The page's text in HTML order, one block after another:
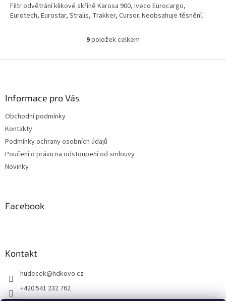
Filtr odvětrání klikové skříně Karosa 900, Iveco Eurocargo,
Eurotech, Eurostar, Stralis, Trakker, Cursor. Neobsahuje těsnění.
O
l
y
9položek celkem
Informace pro Vás
Obchodní podmínky
Kontakty
Podmínky ochrany osobních údajů
Poučení o právu na odstoupení od smlouvy
Novinky
Facebook
Kontakt
hudecek@hdkovo.cz
+420 541 232 762